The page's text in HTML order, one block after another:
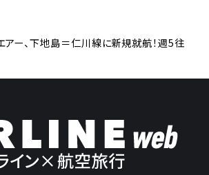
アー、下地島＝仁川線に新規就航！週5往